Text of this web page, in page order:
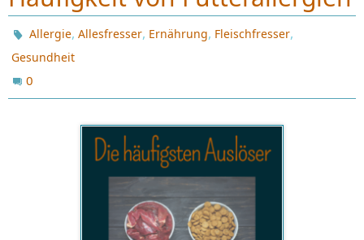
Allergie,Allesfresser, Ernährung, Fleischfresser,
Gesundheit
0